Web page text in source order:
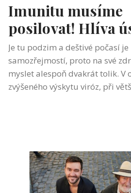
Imunitu musíme
posilovat! Hlíva
Je tu podzim a deštivé počasí je
samozřejmostí, proto na své
myslet alespoň dvakrát tolik. V
zvýšeného výskytu viróz, při
zátěži i stresu bychom proto
zapomínat na dostatečnou